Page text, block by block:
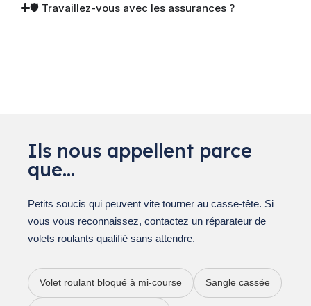
🛡 Travaillez-vous avec les assurances ?
Ils nous appellent parce
que…
Petits soucis qui peuvent vite tourner au casse-tête. Si
vous vous reconnaissez, contactez un réparateur de
volets roulants qualifié sans attendre.
Volet roulant bloqué à mi-course Sangle cassée